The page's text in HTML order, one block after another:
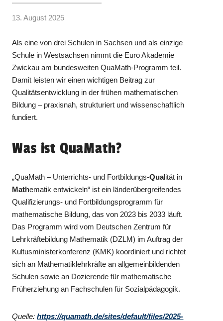
13. August 2025
Als eine von drei Schulen in Sachsen und als einzige
Schule in Westsachsen nimmt die Euro Akademie
Zwickau am bundesweiten QuaMath-Programm teil.
Damit leisten wir einen wichtigen Beitrag zur
Qualitätsentwicklung in der frühen mathematischen
Bildung – praxisnah, strukturiert und wissenschaftlich
fundiert.
Was ist QuaMath?
„QuaMath – Unterrichts- und Fortbildungs-Qualität in
Mathematik entwickeln“ ist ein länderübergreifendes
Qualifizierungs- und Fortbildungsprogramm für
mathematische Bildung, das von 2023 bis 2033 läuft.
Das Programm wird vom Deutschen Zentrum für
Lehrkräftebildung Mathematik (DZLM) im Auftrag der
Kultusministerkonferenz (KMK) koordiniert und richtet
sich an Mathematiklehrkräfte an allgemeinbildenden
Schulen sowie an Dozierende für mathematische
Früherziehung an Fachschulen für Sozialpädagogik.
Quelle:https://quamath.de/sites/default/files/2025-